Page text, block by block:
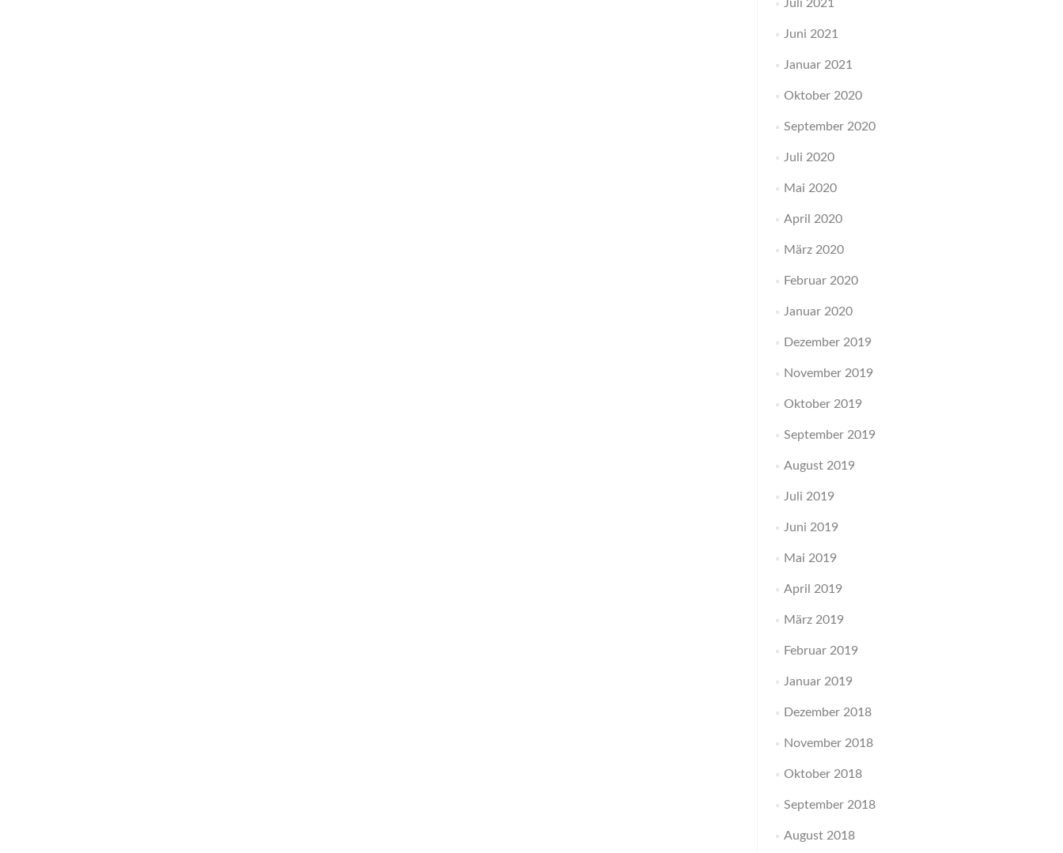
Juli 2021
Juni 2021
Januar 2021
Oktober 2020
September 2020
Juli 2020
Mai 2020
April 2020
März 2020
Februar 2020
Januar 2020
Dezember 2019
November 2019
Oktober 2019
September 2019
August 2019
Juli 2019
Juni 2019
Mai 2019
April 2019
März 2019
Februar 2019
Januar 2019
Dezember 2018
November 2018
Oktober 2018
September 2018
August 2018